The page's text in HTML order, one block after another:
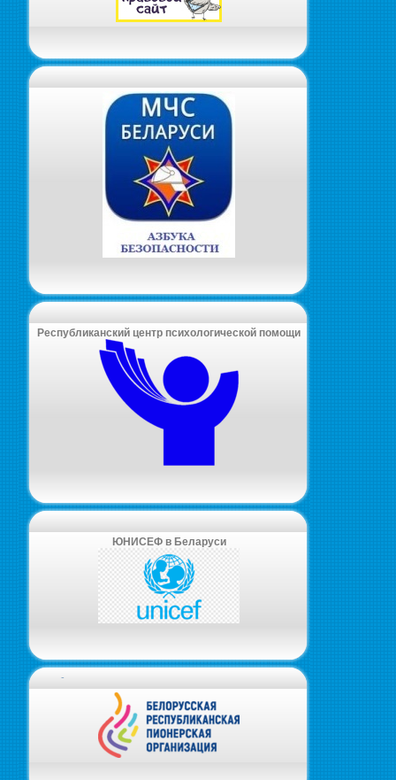
Республиканский центр психологической помощи
ЮНИСЕФ в Беларуси
-